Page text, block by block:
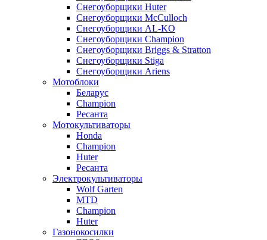
Снегоуборщики Huter
Снегоуборщики McCulloch
Снегоуборщики AL-KO
Снегоуборщики Champion
Снегоуборщики Briggs & Stratton
Снегоуборщики Stiga
Снегоуборщики Ariens
Мотоблоки
Беларус
Champion
Ресанта
Мотокультиваторы
Honda
Champion
Huter
Ресанта
Электрокультиваторы
Wolf Garten
MTD
Champion
Huter
Газонокосилки